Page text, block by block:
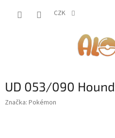
CZK
UD 053/090
Značka: Pokémon